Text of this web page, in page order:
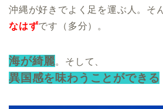
沖縄が好きでよく足を運ぶ人。そ
なはずです（多分）。
海が綺麗。そして、
異国感を味わうことができる